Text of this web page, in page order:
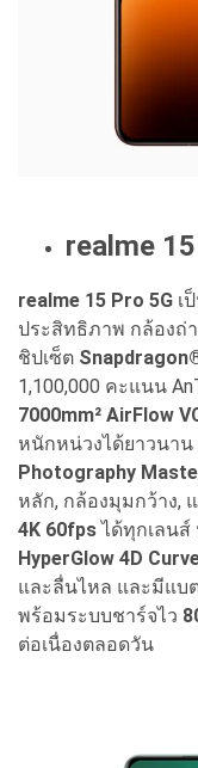
realme
realme 15 Pro 5G เ
ประสิทธิภาพ กล้องถ่
ชิปเซ็ต
1,100,000 คะแนน
7000mm² AirFlow
หนักหน่วงได้ยาวนา
Photography
หลัก, กล้องมุมกว้าง,
4K 60fpsได้ทุกเลน
HyperGlow 4D
และลื่นไหล และมีแบ
พร้อมระบบชาร์จไว
ต่อเนื่องตลอดวัน